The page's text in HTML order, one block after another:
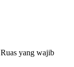
Ruas yang wajib